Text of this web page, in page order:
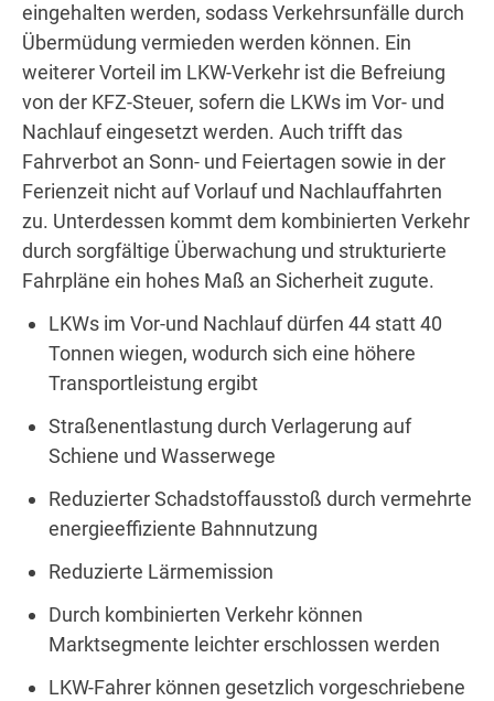
eingehalten werden, sodass Verkehrsunfälle durch
Übermüdung vermieden werden können. Ein
weiterer Vorteil im LKW-Verkehr ist die Befreiung
von der KFZ-Steuer, sofern die LKWs im Vor- und
Nachlauf eingesetzt werden. Auch trifft das
Fahrverbot an Sonn- und Feiertagen sowie in der
Ferienzeit nicht auf Vorlauf und Nachlauffahrten
zu. Unterdessen kommt dem kombinierten Verkehr
durch sorgfältige Überwachung und strukturierte
Fahrpläne ein hohes Maß an Sicherheit zugute.
LKWs im Vor-und Nachlauf dürfen 44 statt 40
Tonnen wiegen, wodurch sich eine höhere
Transportleistung ergibt
Straßenentlastung durch Verlagerung auf
Schiene und Wasserwege
Reduzierter Schadstoffausstoß durch vermehrte
energieeffiziente Bahnnutzung
Reduzierte Lärmemission
Durch kombinierten Verkehr können
Marktsegmente leichter erschlossen werden
LKW-Fahrer können gesetzlich vorgeschriebene